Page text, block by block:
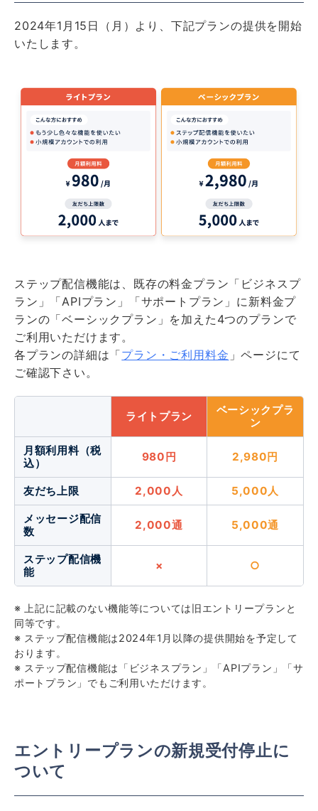
2024年1月15日（月）より、下記プランの提供を開始
いたします。
ステップ配信機能は、既存の料金プラン「ビジネスプ
ラン」「APIプラン」「サポートプラン」に新料金プ
ランの「ベーシックプラン」を加えた4つのプランで
ご利用いただけます。
各プランの詳細は「プラン・ご利用料金 」ページにて
ご確認下さい。
ライトプラン
ベーシックプラ
ン
月額利用料（税
込）
980円 2,980円
友だち上限 2,000人 5,000人
メッセージ配信
数
2,000通 5,000通
ステップ配信機
能
× ○
※ 上記に記載のない機能等については旧エントリープランと
同等です。
※ ステップ配信機能は2024年1月以降の提供開始を予定して
おります。
※ ステップ配信機能は「ビジネスプラン」「APIプラン」「サ
ポートプラン」でもご利用いただけます。
エントリープランの新規受付停止に
ついて